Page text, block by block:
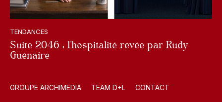
TENDANCES
Suite 2046 : l’hospitalité rêvée par Rudy
Guénaire
GROUPE ARCHIMEDIA TEAM D+L CONTACT